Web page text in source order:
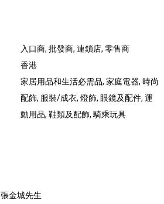
入口商, 批發商, 連鎖店, 零售商
香港
家居用品和生活必需品, 家庭電器, 時尚
配飾, 服裝/成衣, 燈飾, 眼鏡及配件, 運
動用品, 鞋類及配飾, 騎乘玩具
張金城先生